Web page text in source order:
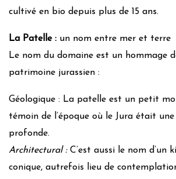
cultivé en bio depuis plus de 15 ans.
La Patelle : un nom entre mer et terre
Le nom du domaine est un hommage
patrimoine jurassien :
Géologique : La patelle est un petit
témoin de l’époque où le Jura était
profonde.
Architectural :C’est aussi le nom d’un
conique, autrefois lieu de